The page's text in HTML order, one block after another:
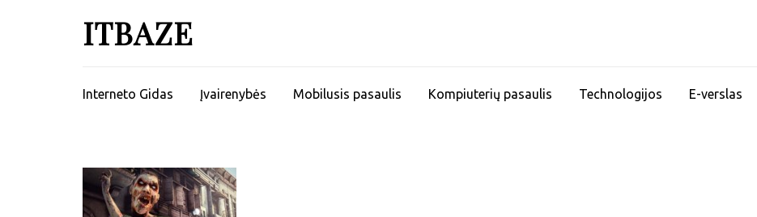
ITBAZE
Interneto Gidas Įvairenybės Mobilusis pasaulis Kompiuterių pasaulis Technologijos E-verslas